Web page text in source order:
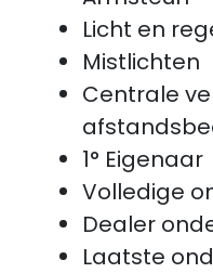
Licht en
Mistlichten
Centrale
1° Eigenaar
Volledige
Dealer
Laatste